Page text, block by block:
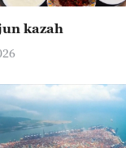
kazah